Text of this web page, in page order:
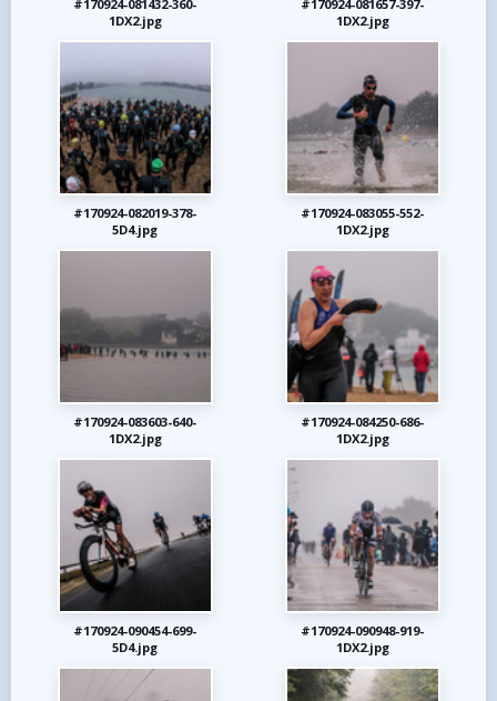
#170924-081432-360-
1DX2.jpg
#170924-081657-397-
1DX2.jpg
#170924-082019-378-
5D4.jpg
#170924-083055-552-
1DX2.jpg
#170924-083603-640-
1DX2.jpg
#170924-084250-686-
1DX2.jpg
#170924-090454-699-
5D4.jpg
#170924-090948-919-
1DX2.jpg